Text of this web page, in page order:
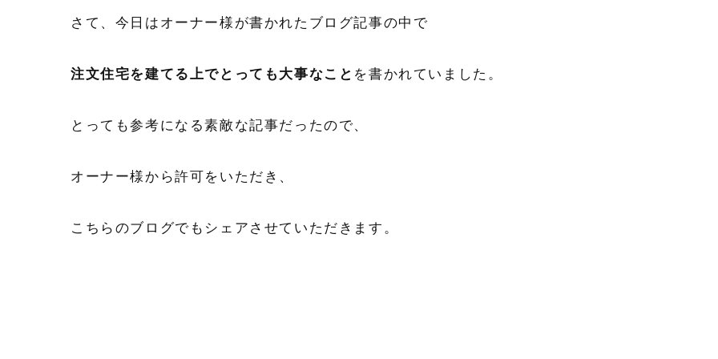
さて、今日はオーナー様が書かれたブログ記事の中で
注文住宅を建てる上でとっても大事なこと を書かれていました。
とっても参考になる素敵な記事だったので、
オーナー様から許可をいただき、
こちらのブログでもシェアさせていただきます。